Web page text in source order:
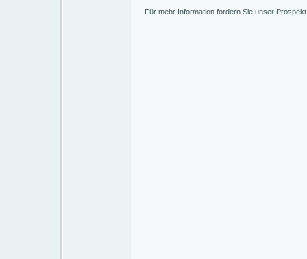
Für mehr Information fordern Sie unser